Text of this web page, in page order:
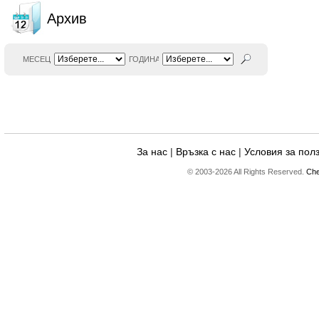
Архив
МЕСЕЦ ГОДИНА
За нас | Връзка с нас |Условия за
© 2003-2026 All Rights Reserved.